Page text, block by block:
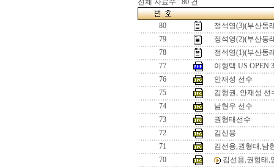
전체 자료수 : 80 건
80
정석영(3)(부산동
79
정석영(2)(부산동
78
정석영(1)(부산동
77
이형택 US OPEN
76
안재성 선수
75
김형권, 안재성 선
74
남현우 선수
73
권형태선수
72
김선용
71
김선용,권형태,남
70
김선용,권형태,